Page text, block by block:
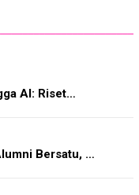
AI: Riset…
Bersatu, …